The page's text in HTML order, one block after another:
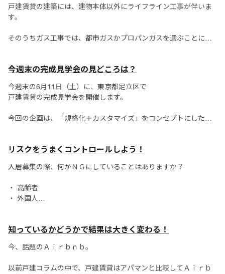
また、室内の一室を利...
戸建賃貸の建築には、建物本体以外にライフライン工事が伴いま
す。
そのうちガス工事では、都市ガスかプロパンガスを選ぶことにな
一般的に、プロパンガスは、都市ガスと比べ利用料金が割高とな
部屋を借りる人には不人気と言われています。
今週末の完成見学会の見どころは？
今週末の6月11日（土）に、東京都足立区で
戸建賃貸の完成見学会を開催します。
今回の企画は、「規格化＋カスタマイズ」をコンセプトにした、
当社のカタログでご案内している規格の建物を、
リスクをうまくコントロールしよう！
入居募集の際、何かＮＧにしていることはありますか？
・ 高齢者
・ 外国人
入居募集は一気に有利になります。
知っているかどうかで結果は大きく変わる！
今、話題のＡｉｒｂｎｂ。
以前戸建コラムの中で、戸建賃貸はアパマンと比較してＡｉｒｂ